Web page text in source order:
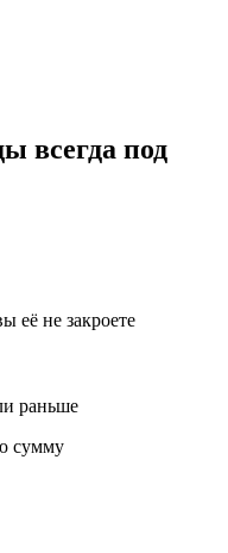
всегда под
её не закроете
раньше
сумму